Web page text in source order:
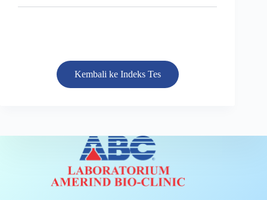
Kembali ke Indeks Tes